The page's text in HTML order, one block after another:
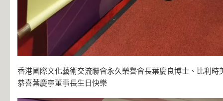
香港國際文化藝術交流聯會永久榮譽會長葉慶良博士、比利時
恭喜葉慶寧董事長生日快樂